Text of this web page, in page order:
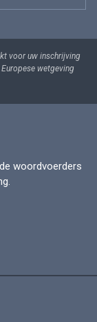
voor uw inschrijving
wetgeving
woordvoerders